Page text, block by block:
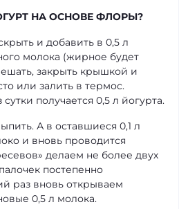
НА ОСНОВЕ ФЛОРЫ?
и добавить в 0,5 л
молока (жирное будет
закрыть крышкой и
или залить в термос.
получается 0,5 л йогурта.
А в оставшиеся 0,1 л
и вновь проводится
делаем не более двух
постепенно
раз вновь открываем
0,5 л молока.